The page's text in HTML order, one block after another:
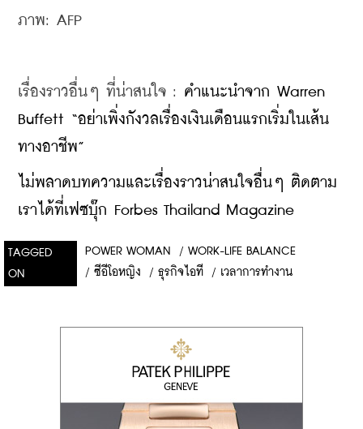
ภาพ: AFP
เรื่องราวอื่นๆ ที่น่าสนใจ : คำแนะนำจาก Warren
Buffett “อย่าเพิ่งกังวลเรื่องเงินเดือนแรกเริ่มในเส้น
ทางอาชีพ”
ไม่พลาดบทความและเรื่องราวน่าสนใจอื่นๆ ติดตาม
เราได้ที่เฟซบุ๊ก Forbes Thailand Magazine
TAGGED
ON
POWER WOMAN / WORK-LIFE BALANCE
/ ซีอีโอหญิง / ธุรกิจไอที / เวลาการทำงาน